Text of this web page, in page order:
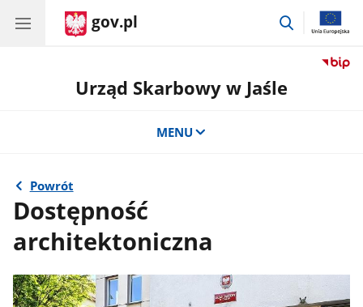
gov.pl
przejdź
Urząd Skarbowy w Jaśle
MENU
Powrót
Dostępność
architektoniczna